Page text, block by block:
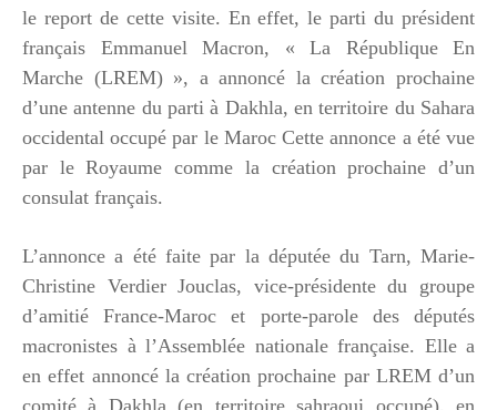
le report de cette visite. En effet, le parti du président
français Emmanuel Macron, « La République En
Marche (LREM) », a annoncé la création prochaine
d’une antenne du parti à Dakhla, en territoire du Sahara
occidental occupé par le Maroc Cette annonce a été vue
par le Royaume comme la création prochaine d’un
consulat français.
L’annonce a été faite par la députée du Tarn, Marie-
Christine Verdier Jouclas, vice-présidente du groupe
d’amitié France-Maroc et porte-parole des députés
macronistes à l’Assemblée nationale française. Elle a
en effet annoncé la création prochaine par LREM d’un
comité à Dakhla (en territoire sahraoui occupé), en